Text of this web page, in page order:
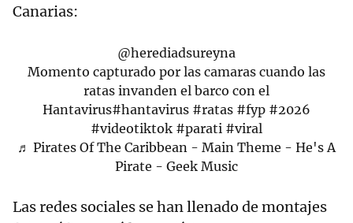
Canarias:
@herediadsureyna
Momento capturado por las camaras cuando las
ratas invanden el barco con el
Hantavirus#hantavirus #ratas #fyp #2026
#videotiktok #parati #viral
♬ Pirates Of The Caribbean - Main Theme - He's A
Pirate - Geek Music
Las redes sociales se han llenado de montajes